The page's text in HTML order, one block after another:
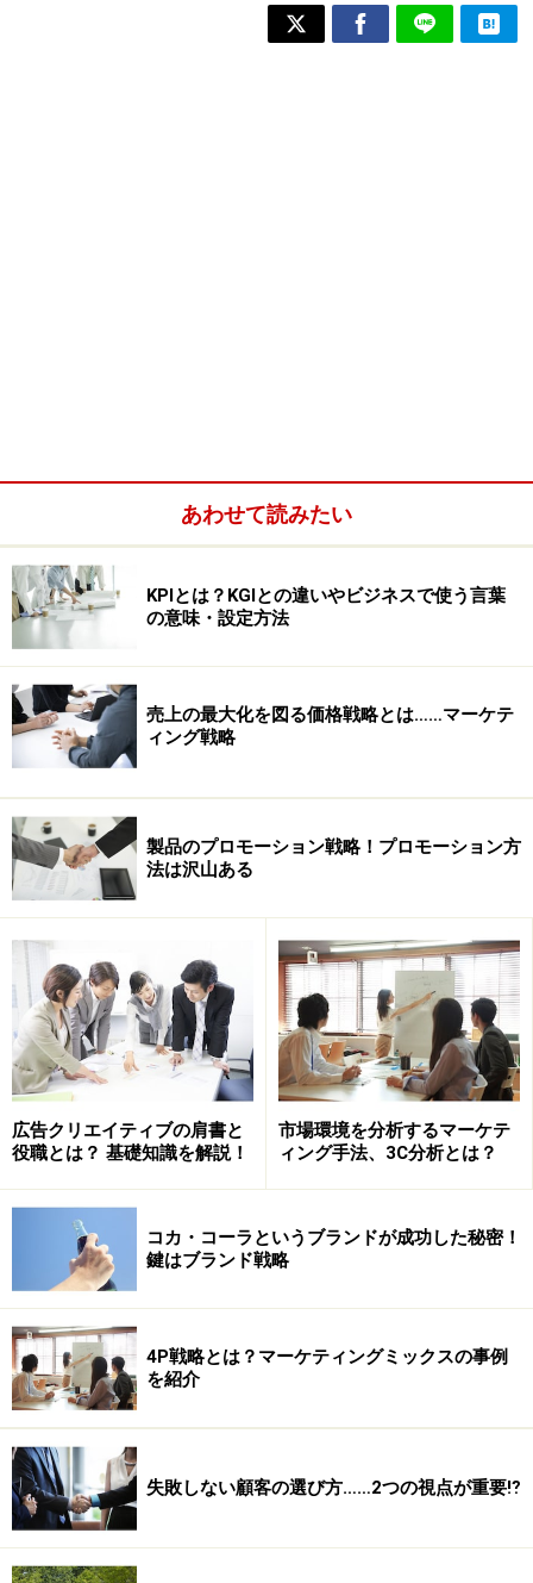
あわせて読みたい
KPIとは？KGIとの違いやビジネスで使う言葉
の意味・設定方法
売上の最大化を図る価格戦略とは……マーケテ
ィング戦略
製品のプロモーション戦略！プロモーション方
法は沢山ある
広告クリエイティブの肩書と
役職とは？ 基礎知識を解説！
市場環境を分析するマーケテ
ィング手法、3C分析とは？
コカ・コーラというブランドが成功した秘密！
鍵はブランド戦略
4P戦略とは？マーケティングミックスの事例
を紹介
失敗しない顧客の選び方……2つの視点が重要⁉